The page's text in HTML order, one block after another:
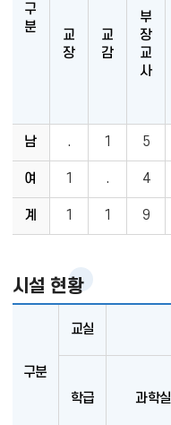
황
구
분
교
장
교
감
부
장
교
사
남 . 1 5
여 1 . 4
계 1 1 9
시설 현황
구분
교실
학급 과학실